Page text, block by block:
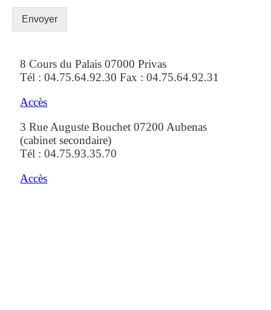
Envoyer
8 Cours du Palais 07000 Privas
Tél : 04.75.64.92.30 Fax : 04.75.64.92.31
Accès
3 Rue Auguste Bouchet 07200 Aubenas
(cabinet secondaire)
Tél : 04.75.93.35.70
Accès